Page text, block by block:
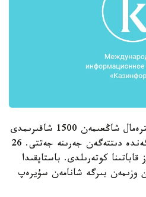
33 جاستاعى سپورتشى- ەكسترەمال شاڭعىمەن 1500 شاقىرىمدى
ءجۇرىپ ءوتتى. 54 كۇن دەگەندە دىتتەگەن جەرىنە جەتتى. 26
كوتەرىلدى. باستاپقىدا
وزىمەن بىرگە شانامەن سۇيرەپ